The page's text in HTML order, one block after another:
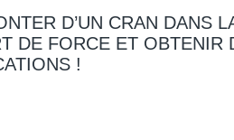
D’UN CRAN DANS
DE FORCE ET OBTENIR
!